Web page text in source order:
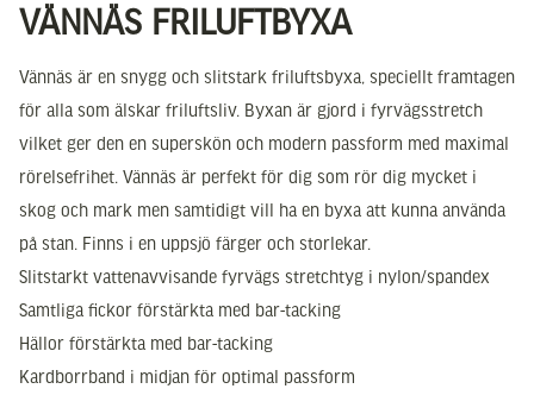
VÄNNÄS FRILUFTBYXA
Vännäs är en snygg och slitstark friluftsbyxa, speciellt framtagen
för alla som älskar friluftsliv. Byxan är gjord i fyrvägsstretch
vilket ger den en superskön och modern passform med maximal
rörelsefrihet. Vännäs är perfekt för dig som rör dig mycket i
skog och mark men samtidigt vill ha en byxa att kunna använda
på stan. Finns i en uppsjö färger och storlekar.
Slitstarkt vattenavvisande fyrvägs stretchtyg i nylon/spandex
Samtliga fickor förstärkta med bar-tacking
Hällor förstärkta med bar-tacking
Kardborrband i midjan för optimal passform